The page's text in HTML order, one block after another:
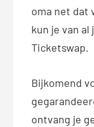
oma net dat
kun je van
Ticketswap.
Bijkomend
ontvang je